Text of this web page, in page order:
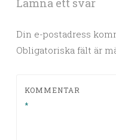
Din e-postadress
Obligatoriska fält är
KOMMENTAR
*